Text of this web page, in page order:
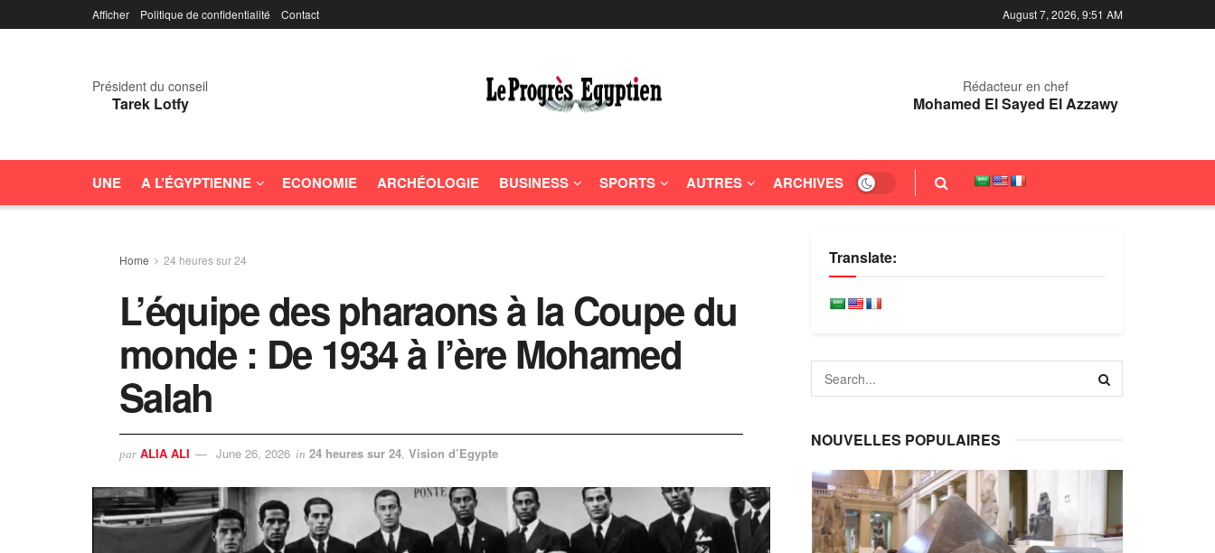
Afficher Politique de confidentialité Contact August 7, 2026, 9:51 AM
Président du conseil
Tarek Lotfy
Rédacteur en chef
Mohamed El Sayed El Azzawy
UNE A L’ÉGYPTIENNE ECONOMIE ARCHÉOLOGIE BUSINESS SPORTS AUTRES ARCHIVES
Home 24 heures sur 24
L’équipe des pharaons à la Coupe du
monde : De 1934 à l’ère Mohamed
Salah
par ALIA ALI June 26, 2026 in 24 heures sur 24, Vision d’Egypte
Translate:
NOUVELLES POPULAIRES